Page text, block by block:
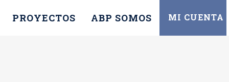
MI CUENTA
PROYECTOS ABP SOMOS